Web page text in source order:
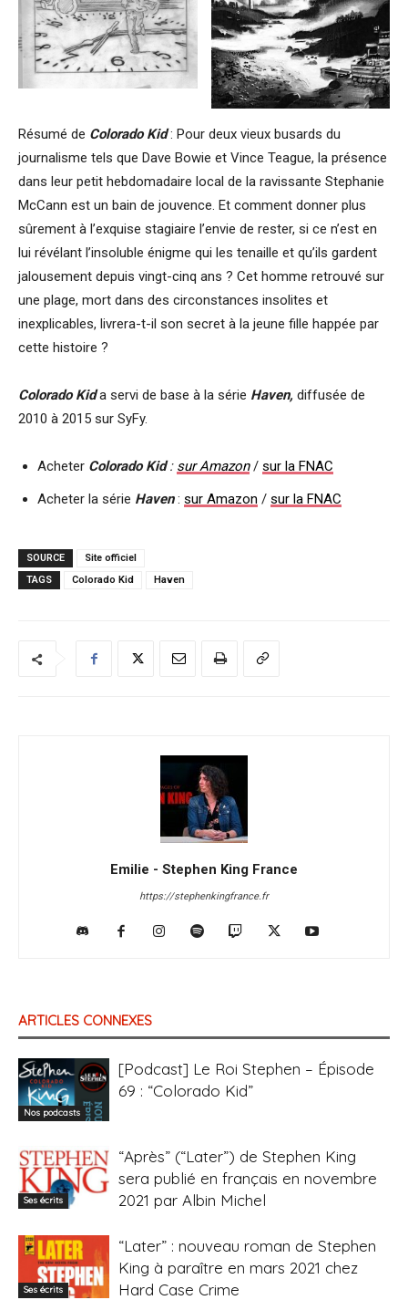
Résumé de Colorado Kid: Pour deux vieux busards du
journalisme tels que Dave Bowie et Vince Teague, la présence
dans leur petit hebdomadaire local de la ravissante Stephanie
McCann est un bain de jouvence. Et comment donner plus
sûrement à l’exquise stagiaire l’envie de rester, si ce n’est en
lui révélant l’insoluble énigme qui les tenaille et qu’ils gardent
jalousement depuis vingt-cinq ans ? Cet homme retrouvé sur
une plage, mort dans des circonstances insolites et
inexplicables, livrera-t-il son secret à la jeune fille happée par
cette histoire ?
Colorado Kida servi de base à la série Haven, diffusée de
2010 à 2015 sur SyFy.
Acheter Colorado Kid: sur Amazon/ sur la FNAC
Acheter la série Haven: sur Amazon / sur la FNAC
SOURCE
Site officiel
TAGS
Colorado Kid Haven
Emilie - Stephen King France
https://stephenkingfrance.fr
ARTICLES CONNEXES
Nos podcasts
[Podcast] Le Roi Stephen – Épisode
69 : “Colorado Kid”
Ses écrits
“Après” (“Later”) de Stephen King
sera publié en français en novembre
2021 par Albin Michel
Ses écrits
“Later” : nouveau roman de Stephen
King à paraître en mars 2021 chez
Hard Case Crime